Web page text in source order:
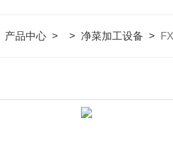
产品中心> > 净菜加工设备 >